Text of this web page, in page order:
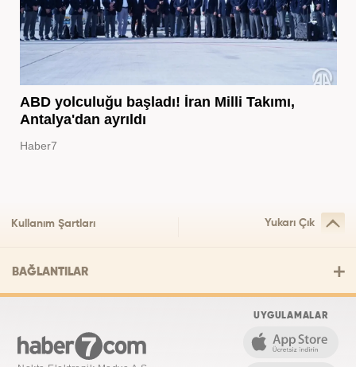
ABD yolculuğu başladı! İran Milli Takımı,
Antalya'dan ayrıldı
Haber7
Kullanım Şartları Yukarı Çık
BAĞLANTILAR
UYGULAMALAR